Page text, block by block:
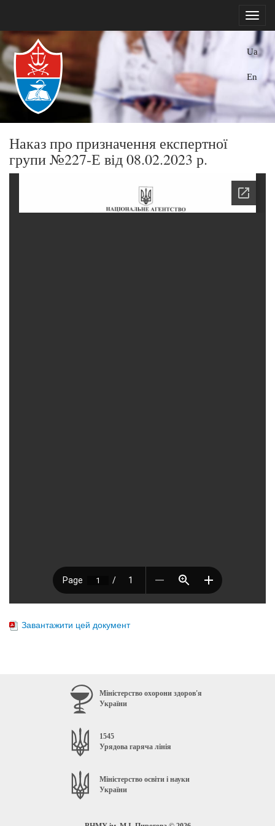
Ua
En
Наказ про призначення експертної
групи №227-Е від 08.02.2023 р.
Завантажити цей документ
Міністерство охорони здоров'я
України
1545
Урядова гаряча лінія
Міністерство освіти і науки
України